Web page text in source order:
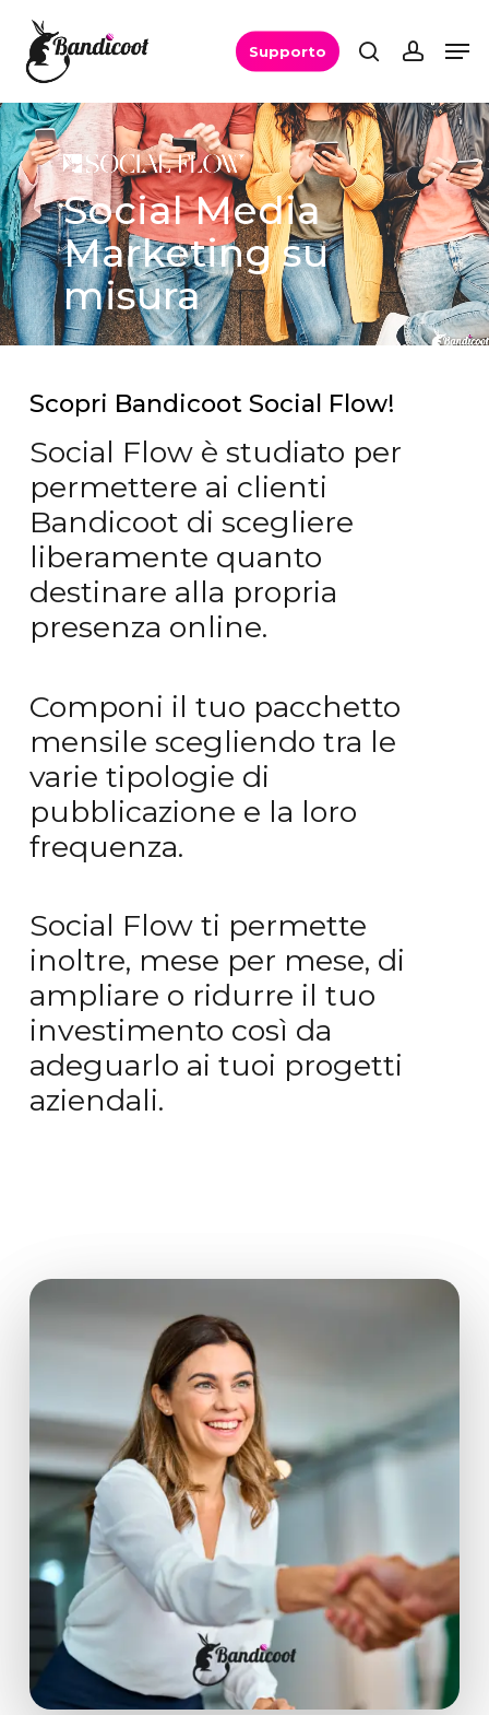
Skip
main
content
Supporto search
Social Media
Marketing su
misura
Scopri Bandicoot Social Flow!
Social Flow è studiato per
permettere ai clienti
Bandicoot di scegliere
liberamente quanto
destinare alla propria
presenza online.
Componi il tuo pacchetto
mensile scegliendo tra le
varie tipologie di
pubblicazione e la loro
frequenza.
Social Flow ti permette
inoltre, mese per mese, di
ampliare o ridurre il tuo
investimento così da
adeguarlo ai tuoi progetti
aziendali.